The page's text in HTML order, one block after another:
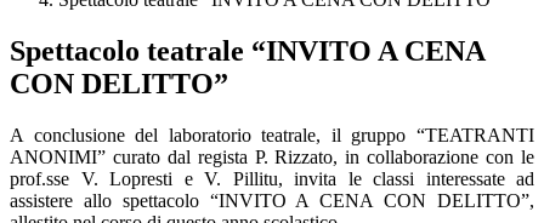
Spettacolo teatrale “INVITO A CENA
CON DELITTO”
A conclusione del laboratorio teatrale, il gruppo “TEATRANTI
ANONIMI” curato dal regista P. Rizzato, in collaborazione con le
prof.sse V. Lopresti e V. Pillitu, invita le classi interessate ad
assistere allo spettacolo “INVITO A CENA CON DELITTO”,